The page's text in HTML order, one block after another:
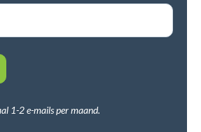
1-2 e-mails per maand.